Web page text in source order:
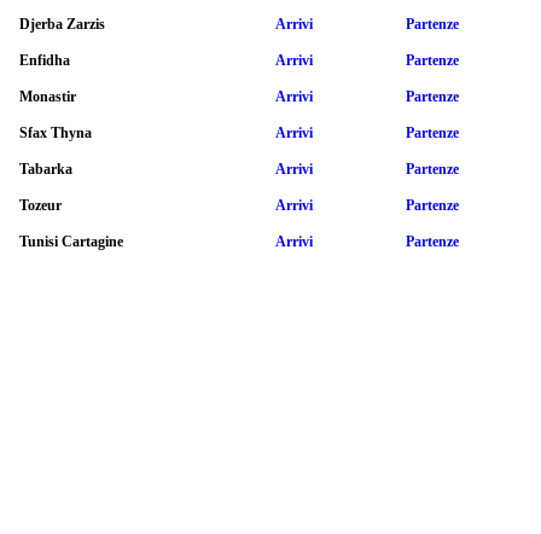
Djerba Zarzis Arrivi Partenze
Enfidha Arrivi Partenze
Monastir Arrivi Partenze
Sfax Thyna Arrivi Partenze
Tabarka Arrivi Partenze
Tozeur Arrivi Partenze
Tunisi Cartagine Arrivi Partenze